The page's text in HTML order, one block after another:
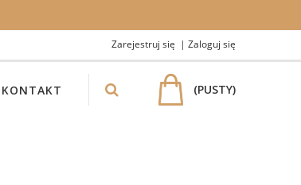
Zarejestruj się Zaloguj się
(PUSTY)
KONTAKT